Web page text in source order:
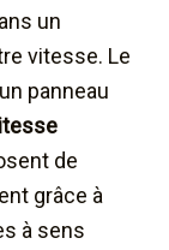
un
vitesse. Le
panneau
de
grâce à
à sens